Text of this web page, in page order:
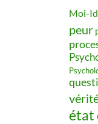
Moi-
peur
état